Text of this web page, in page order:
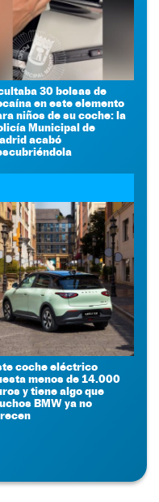
30 bolsas de
en este elemento
niños de su coche: la
Municipal de
acabó
coche eléctrico
menos de 14.000
y tiene algo que
BMW ya no